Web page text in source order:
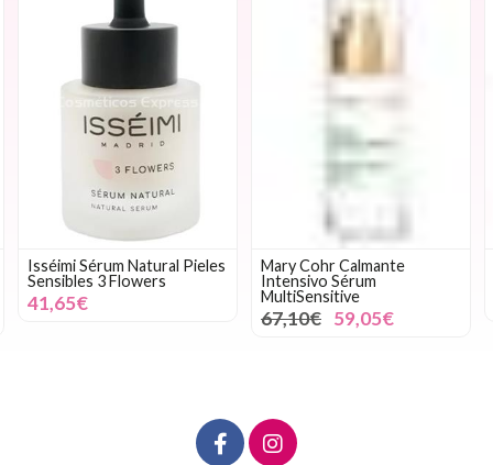
Isséimi Sérum Natural Pieles
Sensibles 3 Flowers
41,65€
Mary Cohr Calmante
Intensivo Sérum
MultiSensitive
67,10€ 59,05€